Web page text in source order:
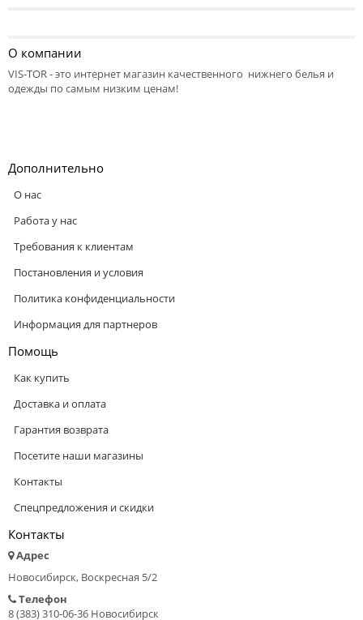
О компании
VIS-TOR - это интернет магазин качественного нижнего белья и
одежды по самым низким ценам!
Дополнительно
О нас
Работа у нас
Требования к клиентам
Постановления и условия
Политика конфиденциальности
Информация для партнеров
Помощь
Как купить
Доставка и оплата
Гарантия возврата
Посетите наши магазины
Контакты
Спецпредложения и скидки
Контакты
Адрес
Новосибирск, Воскресная 5/2
Телефон
8 (383) 310-06-36 Новосибирск